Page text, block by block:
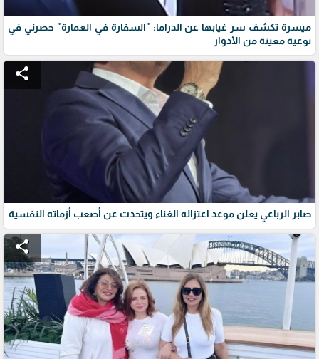
ميسرة تكشف سر غيابها عن الدراما: "السفارة في العمارة" حصرني في
نوعية معينة من الأدوار
share
صابر الرباعي يعلن موعد اعتزاله الغناء ويتحدث عن أصعب أزماته النفسية
share